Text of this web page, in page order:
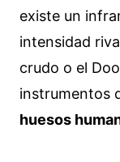
existe un
intensidad
crudo o el
instrumentos
huesos